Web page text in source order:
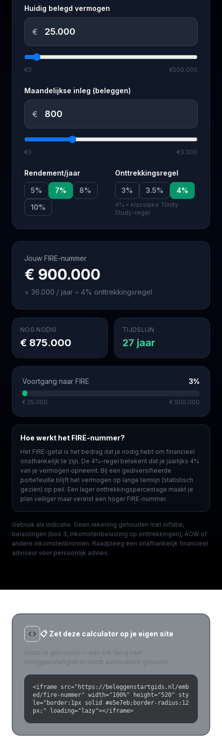
Huidig belegd vermogen
€
€0 €500.000
Maandelijkse inleg (beleggen)
€
€0 €3.000
Rendement/jaar
5% 7% 8%
10%
Onttrekkingsregel
3% 3.5% 4%
4% = klassieke Trinity
Study-regel
Jouw FIRE-nummer
€ 900.000
= 36.000 / jaar ÷ 4% onttrekkingsregel
NOG NODIG
€ 875.000
TIJDSLIJN
27 jaar
Voortgang naar FIRE 3%
€ 25.000 € 900.000
Hoe werkt het FIRE-nummer?
Het FIRE-getal is het bedrag dat je nodig hebt om financieel
onafhankelijk te zijn. De 4%-regel betekent dat je jaarlijks 4%
van je vermogen opneemt. Bij een gediversifieerde
portefeuille blijft het vermogen op lange termijn (statistisch
gezien) op peil. Een lager onttrekkingspercentage maakt je
plan veiliger maar vereist een hoger FIRE-nummer.
Gebruik als indicatie. Geen rekening gehouden met inflatie,
belastingen (box 3, inkomstenbelasting op onttrekkingen), AOW of
andere inkomstenbronnen. Raadpleeg een onafhankelijk financieel
adviseur voor persoonlijk advies.
📋 Zet deze calculator op je eigen site
Gratis te gebruiken — een link terug naar
beleggenstartgids.nl wordt automatisch getoond.
<iframe src="https://beleggenstartgids.nl/emb
ed/fire-nummer" width="100%" height="520" sty
le="border:1px solid #e5e7eb;border-radius:12
px;" loading="lazy"></iframe>